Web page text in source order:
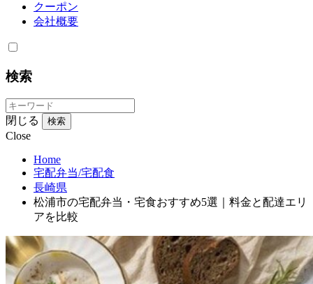
クーポン
会社概要
検索
閉じる 検索
Close
Home
宅配弁当/宅配食
長崎県
松浦市の宅配弁当・宅食おすすめ5選｜料金と配達エリ
アを比較